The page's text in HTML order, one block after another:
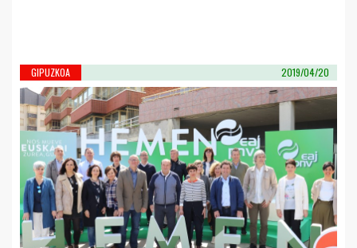
GIPUZKOA 2019/04/20